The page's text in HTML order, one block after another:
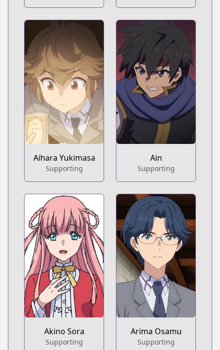
Aihara Yukimasa
Supporting
Ain
Supporting
Akino Sora
Supporting
Arima Osamu
Supporting